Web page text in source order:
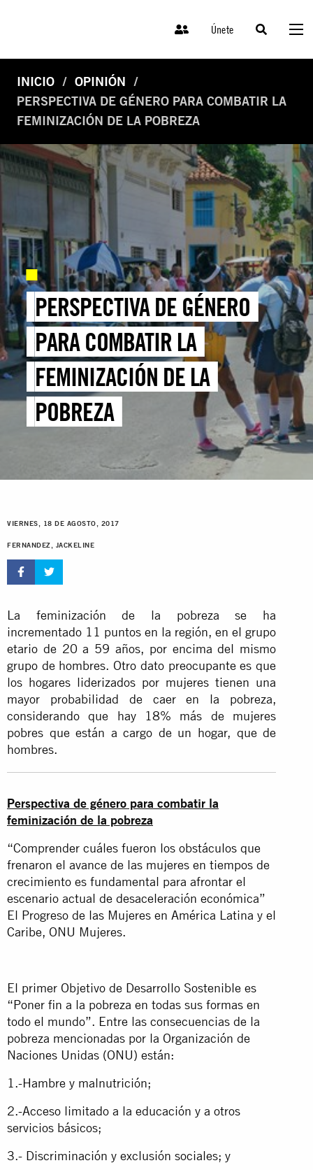
Únete
INICIO
OPINIÓN
PERSPECTIVA DE GÉNERO PARA COMBATIR LA
FEMINIZACIÓN DE LA POBREZA
PERSPECTIVA DE GÉNERO
PARA COMBATIR LA
FEMINIZACIÓN DE LA
POBREZA
VIERNES, 18 DE AGOSTO, 2017
FERNANDEZ, JACKELINE
La feminización de la pobreza se ha
incrementado 11 puntos en la región, en el grupo
etario de 20 a 59 años, por encima del mismo
grupo de hombres. Otro dato preocupante es que
los hogares liderizados por mujeres tienen una
mayor probabilidad de caer en la pobreza,
considerando que hay 18% más de mujeres
pobres que están a cargo de un hogar, que de
hombres.
Perspectiva de género para combatir la
feminización de la pobreza
“Comprender cuáles fueron los obstáculos que
frenaron el avance de las mujeres en tiempos de
crecimiento es fundamental para afrontar el
escenario actual de desaceleración económica”
El Progreso de las Mujeres en América Latina y el
Caribe, ONU Mujeres.
El primer Objetivo de Desarrollo Sostenible es
“Poner fin a la pobreza en todas sus formas en
todo el mundo”. Entre las consecuencias de la
pobreza mencionadas por la Organización de
Naciones Unidas (ONU) están:
1.-Hambre y malnutrición;
2.-Acceso limitado a la educación y a otros
servicios básicos;
3.- Discriminación y exclusión sociales; y